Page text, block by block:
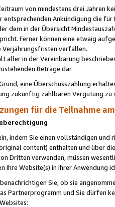
von mindestens drei Jahren
entsprechenden Ankündigung die
dem in der Übersicht
Ferner können eine etwaig
verfallen.
aller in der Vereinbarung
Beträge dar.
eine Überschusszahlung
zukünftig zahlbaren Vergütung zu
für die Teilnahme
indem Sie einen vollständigen
content) enthalten und über
Dritten verwenden, müssen
Ihre Website(s) in Ihrer Anwendung
Sie, ob sie
Partnerprogramm und Sie dürfen